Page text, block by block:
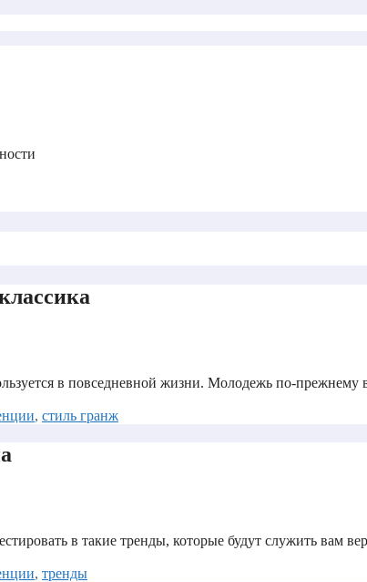
в повседневной жизни. Молодежь по-
, стиль гранж
в такие тренды, которые будут служить вам
, тренды